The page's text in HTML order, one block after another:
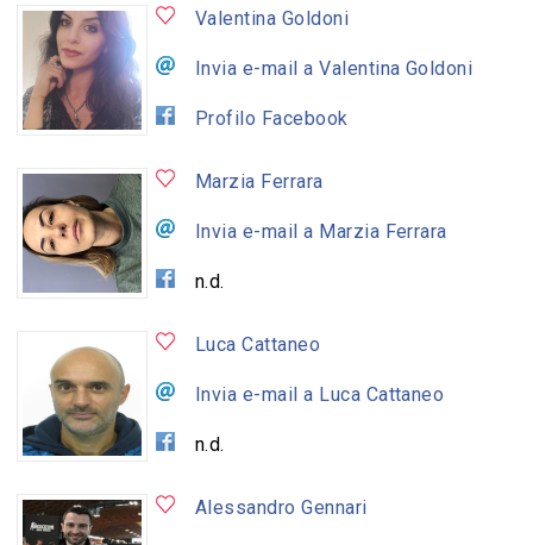
Valentina Goldoni
Invia e-mail a Valentina Goldoni
Profilo Facebook
Marzia Ferrara
Invia e-mail a Marzia Ferrara
n.d.
Luca Cattaneo
Invia e-mail a Luca Cattaneo
n.d.
Alessandro Gennari